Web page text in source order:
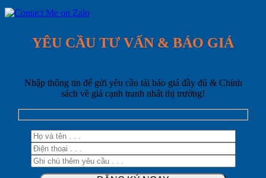
YÊU CẦU TƯ VẤN & BÁO GIÁ
Nhập thông tin để gửi yêu cầu tải báo giá đầy đủ & Chính
sách về giá cạnh tranh nhất thị trường!